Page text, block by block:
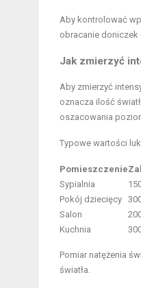
Aby kontrolować
obracanie doniczek
Jak zmierzyć
Aby zmierzyć
oznacza ilość
oszacowania
Typowe wartości
Pomieszczenie
Sypialnia
Pokój dziecięcy
Salon
Kuchnia
Pomiar natężenia
światła.